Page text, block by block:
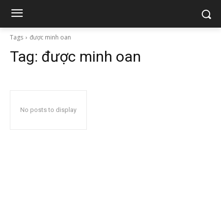
Tags được minh oan
Tag: được minh oan
No posts to display